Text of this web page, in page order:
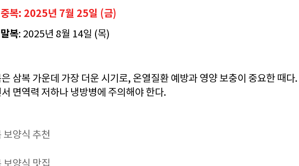
중복: 2025년 7월 25일 (금)
말복: 2025년 8월 14일 (목)
삼복 가운데 가장 더운 시기로, 온열질환 예방과 영양 보충이 중요한 때
면역력 저하나 냉방병에 주의해야 한다.
보양식 추천